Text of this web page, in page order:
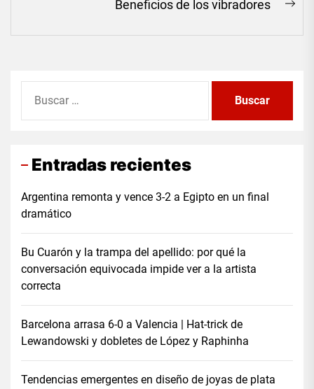
Beneficios de los vibradores
Entradas recientes
Argentina remonta y vence 3-2 a Egipto en un final
dramático
Bu Cuarón y la trampa del apellido: por qué la
conversación equivocada impide ver a la artista
correcta
Barcelona arrasa 6-0 a Valencia | Hat-trick de
Lewandowski y dobletes de López y Raphinha
Tendencias emergentes en diseño de joyas de plata